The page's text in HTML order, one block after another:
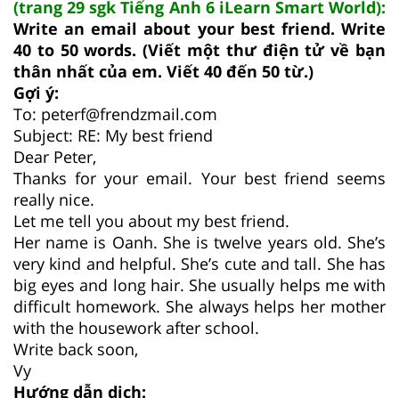
(trang 29 sgk Tiếng Anh 6 iLearn Smart World):
Write an email about your best friend. Write
40 to 50 words. (Viết một thư điện tử về bạn
thân nhất của em. Viết 40 đến 50 từ.)
Gợi ý:
To: peterf@frendzmail.com
Subject: RE: My best friend
Dear Peter,
Thanks for your email. Your best friend seems
really nice.
Let me tell you about my best friend.
Her name is Oanh. She is twelve years old. She’s
very kind and helpful. She’s cute and tall. She has
big eyes and long hair. She usually helps me with
difficult homework. She always helps her mother
with the housework after school.
Write back soon,
Vy
Hướng dẫn dịch: